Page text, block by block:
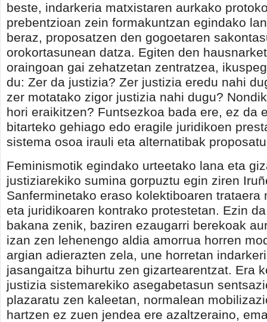
beste, indarkeria matxistaren aurkako
prebentzioan zein formakuntzan egindako
beraz, proposatzen den gogoetaren
orokortasunean datza. Egiten den
oraingoan gai zehatzetan zentratzea,
du: Zer da justizia? Zer justizia eredu nahi
zer motatako zigor justizia nahi dugu?
hori eraikitzen? Funtsezkoa bada ere, ez da
bitarteko gehiago edo eragile juridikoen
sistema osoa irauli eta alternatibak
Feminismotik egindako urteetako lana eta
justiziarekiko sumina gorpuztu egin ziren
Sanferminetako eraso kolektiboaren trataera
eta juridikoaren kontrako protestetan. Ezin
bakana zenik, baziren ezaugarri berekoak
izan zen lehenengo aldia amorrua horren
argian adierazten zela, une horretan
jasangaitza bihurtu zen gizartearentzat. Era
justizia sistemarekiko asegabetasun
plazaratu zen kaleetan, normalean
hartzen ez zuen jendea ere azaltzeraino,